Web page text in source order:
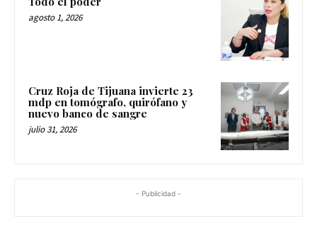
agosto 1, 2026
Cruz Roja de Tijuana invierte 23
mdp en tomógrafo, quirófano y
nuevo banco de sangre
julio 31, 2026
- Publicidad -